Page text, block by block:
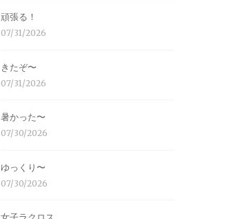
頑張る！
07/31/2026
きたぞ〜
07/31/2026
暑かった〜
07/30/2026
ゆっくり〜
07/30/2026